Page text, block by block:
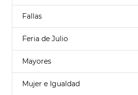
Fallas
Feria de Julio
Mayores
Mujer e Igualdad